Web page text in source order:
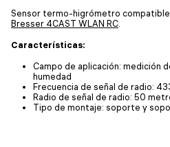
Sensor termo-higrómetro
Bresser 4CAST WLAN RC
Características:
Campo de aplicación: medición
humedad
Frecuencia de señal de radio:
Radio de señal de radio: 50
Tipo de montaje: soporte y